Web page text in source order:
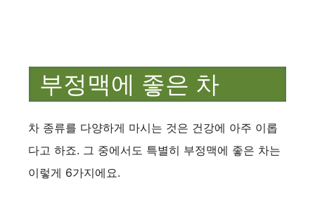
부정맥에 좋은 차
차 종류를 다양하게 마시는 것은 건강에 아주 이롭
다고 하죠. 그 중에서도 특별히 부정맥에 좋은 차는
이렇게 6가지에요.